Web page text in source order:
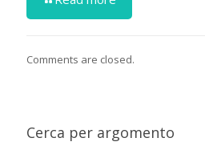
Comments are closed.
Cerca per argomento